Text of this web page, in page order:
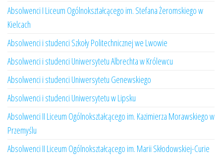
Absolwenci I Liceum Ogólnokształcącego im. Stefana Żeromskiego w
Kielcach
Absolwenci i studenci Szkoły Politechnicznej we Lwowie
Absolwenci i studenci Uniwersytetu Albrechta w Królewcu
Absolwenci i studenci Uniwersytetu Genewskiego
Absolwenci i studenci Uniwersytetu w Lipsku
Absolwenci II Liceum Ogólnokształcącego im. Kazimierza Morawskiego w
Przemyślu
Absolwenci II Liceum Ogólnokształcącego im. Marii Skłodowskiej-Curie